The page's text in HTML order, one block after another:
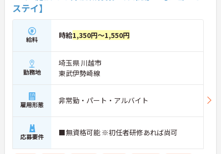
ステイ】
給料 時給1,350円～1,550円
勤務地
埼玉県 川越市
東武伊勢崎線
雇用形態 非常勤・パート・アルバイト
応募要件 ■無資格可能 ※初任者研修あれば尚可